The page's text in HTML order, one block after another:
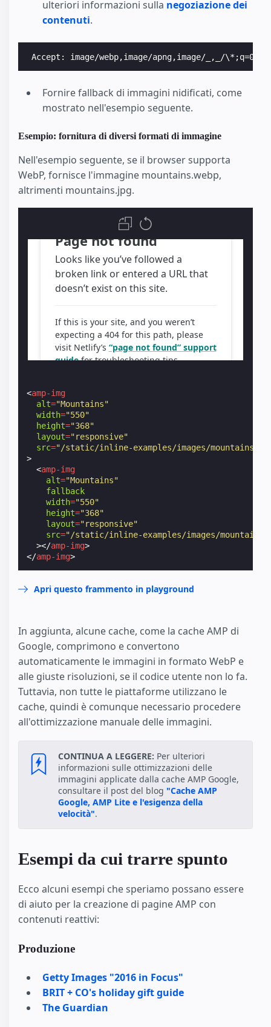
ulteriori informazioni sulla negoziazione dei
contenuti.
Fornire fallback di immagini nidificati, come
mostrato nell'esempio seguente.
Esempio: fornitura di diversi formati di immagine
Nell'esempio seguente, se il browser supporta
WebP, fornisce l'immagine mountains.webp,
altrimenti mountains.jpg.
<amp-img
alt="Mountains"
width="550"
height="368"
layout="responsive"
src="/static/inline-examples/images/
>
<amp-img
alt="Mountains"
fallback
width="550"
height="368"
layout="responsive"
src="/static/inline-examples/images/
></amp-img>
</amp-img>
Apri questo frammento in playground
In aggiunta, alcune cache, come la cache AMP di
Google, comprimono e convertono
automaticamente le immagini in formato WebP e
alle giuste risoluzioni, se il codice utente non lo fa.
Tuttavia, non tutte le piattaforme utilizzano le
cache, quindi è comunque necessario procedere
all'ottimizzazione manuale delle immagini.
CONTINUA A LEGGERE: Per ulteriori
informazioni sulle ottimizzazioni delle
immagini applicate dalla cache AMP Google,
consultare il post del blog "Cache AMP
Google, AMP Lite e l'esigenza della
velocità".
Esempi da cui trarre spunto
Ecco alcuni esempi che speriamo possano essere
di aiuto per la creazione di pagine AMP con
contenuti reattivi:
Produzione
Getty Images "2016 in Focus"
BRIT + CO's holiday gift guide
The Guardian